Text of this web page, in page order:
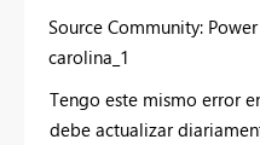
Source Community:
carolina_1
Tengo este mismo error
debe actualizar